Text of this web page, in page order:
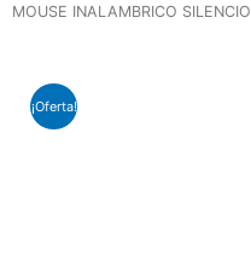
MOUSE INALAMBRICO
¡Oferta!